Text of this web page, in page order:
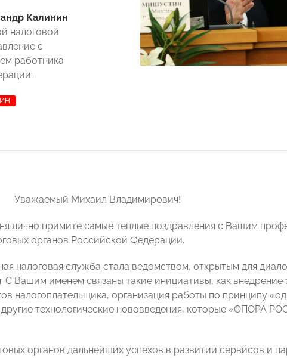
Калинин
налоговой
с
работника
Уважаемый Михаил Владимирович!
примите самые теплые поздравления с Вашим
органов Российской Федерации.
налоговая служба стала ведомством, открытым для
Вашим именем связаны такие инициативы, как внедрение
налогоплательщика, организация работы по принципу
технологические нововведения, которые «ОПОРА
органов дальнейших успехов в развитии сервисов и